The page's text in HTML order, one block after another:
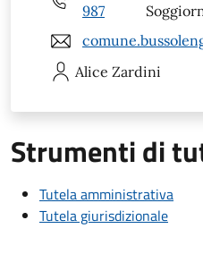
987
Alice Zardini
Strumenti di
Tutela amministrativa
Tutela giurisdizionale